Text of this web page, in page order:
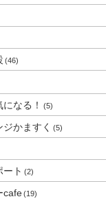
(46)
なる！ (5)
かますく (5)
ト (2)
cafe(19)